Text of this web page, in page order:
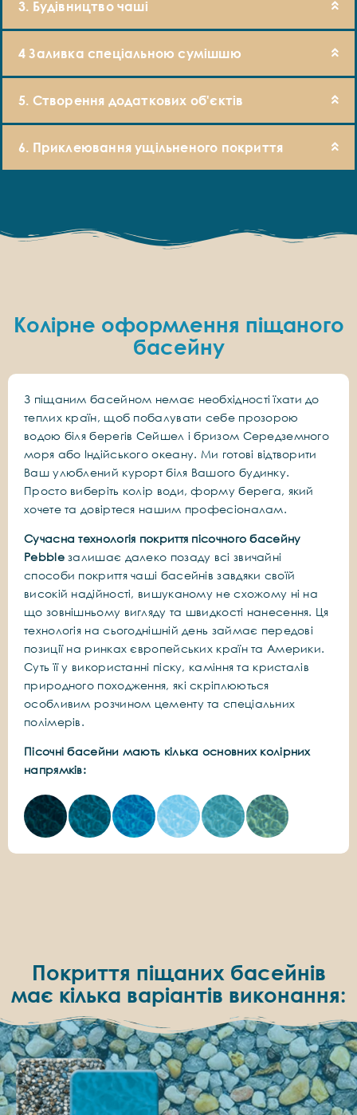
3. Будівництво чаші
4 Заливка спеціальною сумішшю
5. Створення додаткових об'єктів
6. Приклеювання ущільненого покриття
Колірне оформлення піщаного
басейну
З піщаним басейном немає необхідності їхати до
теплих країн, щоб побалувати себе прозорою
водою біля берегів Сейшел і бризом Середземного
моря або Індійського океану. Ми готові відтворити
Ваш улюблений курорт біля Вашого будинку.
Просто виберіть колір води, форму берега, який
хочете та довіртеся нашим професіоналам.
Сучасна технологія покриття пісочного басейну
Pebbleзалишає далеко позаду всі звичайні
способи покриття чаші басейнів завдяки своїй
високій надійності, вишуканому не схожому ні на
що зовнішньому вигляду та швидкості нанесення. Ця
технологія на сьогоднішній день займає передові
позиції на ринках європейських країн та Америки.
Суть її у використанні піску, каміння та кристалів
природного походження, які скріплюються
особливим розчином цементу та спеціальних
полімерів.
Пісочні басейни мають кілька основних колірних
напрямків:
Покриття піщаних басейнів
має кілька варіантів виконання: